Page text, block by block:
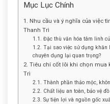
Mục Lục Chính
1. Nhu cầu và ý nghĩa của việc
Thanh Trì
1.1. Đặc thù văn hóa tâm linh
1.2. Tại sao việc sử dụng
chuyên dụng lại quan trọng?
2. Tiêu chí cốt lõi khi chọn mua
Trì
2.1. Thành phần thảo mộc,
2.2. Chất liệu an toàn, bảo vệ
2.3. Sự tiện lợi và nguồn gốc